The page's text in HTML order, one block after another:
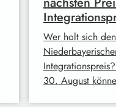
Wer holt sich
30. August